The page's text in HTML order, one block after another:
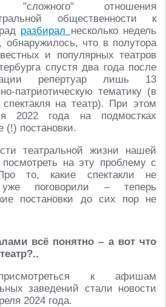
"сложного" отношения
общественности к
разбирал несколько недель
обнаружилось, что в полутора
и популярных театров
спустя два года после
репертуар лишь 13
патриотическую тематику (в
на театр). При этом
2022 года на подмостках
(!) постановки.
театральной жизни нашей
на эту проблему с
то, какие спектакли не
поговорили – теперь
постановки до сих пор не
всё понятно – а вот что
к афишам
заведений стали новости
2024 года.